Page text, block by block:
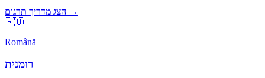
הצג מדריך תרגום →
🇷🇴
Română
רומנית